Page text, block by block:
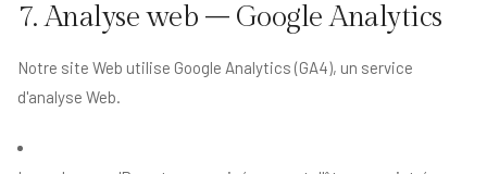
7. Analyse web – Google Analytics
Notre site Web utilise Google Analytics (GA4), un service
d'analyse Web.